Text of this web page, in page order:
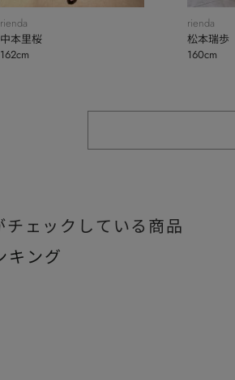
rienda
中本里桜
162cm
rienda
松本瑞歩
160cm
ェックしている商品
キング